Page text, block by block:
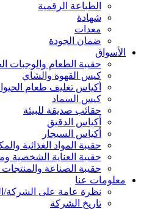
الطباعة الرقمية
شهادة
معدات
ضمان الجودة
الأسواق
حقيبة الطعام والوجبات
كيس القهوة والشاي
أكياس تغليف طعام
كيس السماد
حقائب صديقة للبيئة
أكياس الدقيق
أكياس السيجار
حقيبة المواد الغذائية
حقيبة العناية الشخصية
حقيبة الصناعة
معلومات عنا
نظرة عامة على
تاريخ الشركة